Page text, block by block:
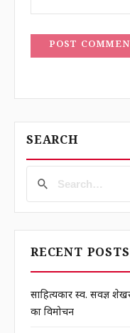
POST
SEARCH
RECENT POSTS
साहित्यकार स्व. सर्वज्ञ
का विमोचन